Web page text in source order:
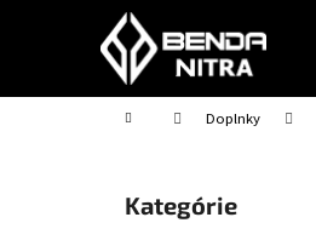
Domov Doplnky
Preskočiť
kategórie
Kategórie
í
Späť
do
Späť
do